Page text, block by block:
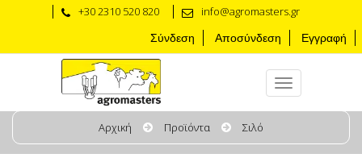
+30 2310 520 820 info@agromasters.gr
Σύνδεση Αποσύνδεση Εγγραφή
Αρχική Προϊόντα Σιλό